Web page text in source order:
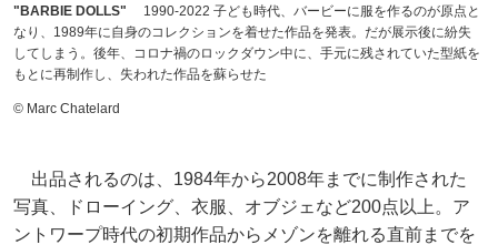
"BARBIE DOLLS" 1990-2022 子ども時代、バービーに服を作るのが原点と
なり、1989年に自身のコレクションを着せた作品を発表。だが展示後に紛失
してしまう。後年、コロナ禍のロックダウン中に、手元に残されていた型紙を
もとに再制作し、失われた作品を蘇らせた
© Marc Chatelard
出品されるのは、1984年から2008年までに制作された
写真、ドローイング、衣服、オブジェなど200点以上。ア
ントワープ時代の初期作品からメゾンを離れる直前までを